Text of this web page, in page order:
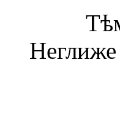
Тѣмъ